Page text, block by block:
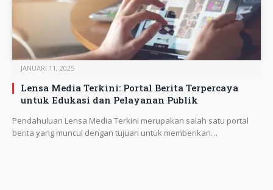
JANUARI 11, 2025
Lensa Media Terkini: Portal Berita Terpercaya
untuk Edukasi dan Pelayanan Publik
Pendahuluan Lensa Media Terkini merupakan salah satu portal
berita yang muncul dengan tujuan untuk memberikan…